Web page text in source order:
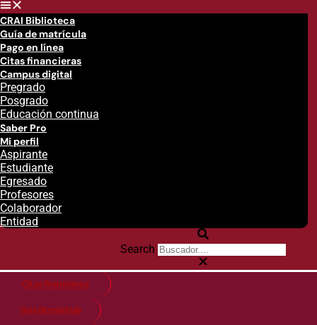
CRAI Biblioteca
Guía de matrícula
Pago en línea
Citas financieras
Campus digital
Pregrado
Posgrado
Educación continua
Saber Pro
Mi perfil
Aspirante
Estudiante
Egresado
Profesores
Colaborador
Entidad
Search
Citas financieras
Guía de matricula